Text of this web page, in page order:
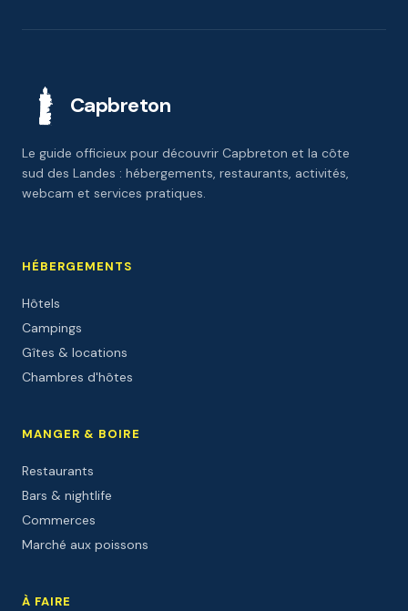
Capbreton
Le guide officieux pour découvrir Capbreton et la côte
sud des Landes : hébergements, restaurants, activités,
webcam et services pratiques.
HÉBERGEMENTS
Hôtels
Campings
Gîtes & locations
Chambres d'hôtes
MANGER & BOIRE
Restaurants
Bars & nightlife
Commerces
Marché aux poissons
À FAIRE